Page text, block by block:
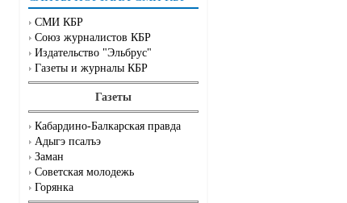
СМИ КБР
Союз журналистов КБР
Издательство "Эльбрус"
Газеты и журналы КБР
Газеты
Кабардино-Балкарская правда
Адыгэ псалъэ
Заман
Советская молодежь
Горянка